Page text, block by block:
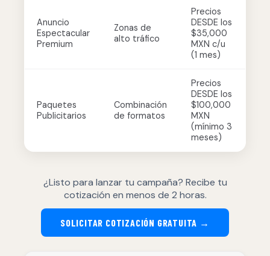
Anuncio
Espectacular
Premium
Zonas de
alto tráfico
Precios
DESDE los
$35,000
MXN c/u
(1 mes)
Paquetes
Publicitarios
Combinación
de formatos
Precios
DESDE los
$100,000
MXN
(mínimo 3
meses)
¿Listo para lanzar tu campaña? Recibe tu
cotización en menos de 2 horas.
SOLICITAR COTIZACIÓN GRATUITA →